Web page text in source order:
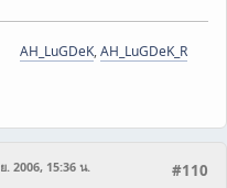
AH_LuGDeK,AH_LuGDeK_R
#110
. 2006, 15:36 น.